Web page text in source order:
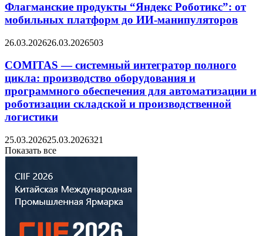
Флагманские продукты “Яндекс Роботикс”: от
мобильных платформ до ИИ-манипуляторов
26.03.202626.03.2026503
COMITAS — системный интегратор полного
цикла: производство оборудования и
программного обеспечения для автоматизации и
роботизации складской и производственной
логистики
25.03.202625.03.2026321
Показать все